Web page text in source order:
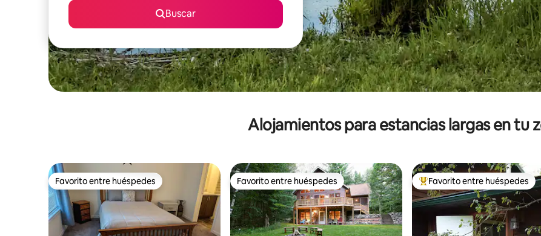
Buscar
Alojamientos para estancias largas en tu
Favorito entre huéspedes
Favorito entre huéspedes Favorito entre huéspedes
Favorito entre huéspedes De los mejores en Favorito
Favorito entre huéspedes